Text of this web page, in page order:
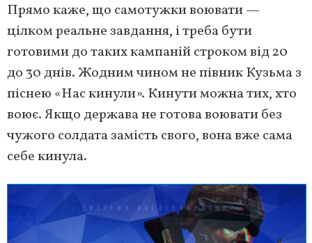
Прямо каже, що самотужки воювати —
цілком реальне завдання, і треба бути
готовими до таких кампаній строком від 20
до 30 днів. Жодним чином не півник Кузьма з
піснею «Нас кинули». Кинути можна тих, хто
воює. Якщо держава не готова воювати без
чужого солдата замість свого, вона вже сама
себе кинула.